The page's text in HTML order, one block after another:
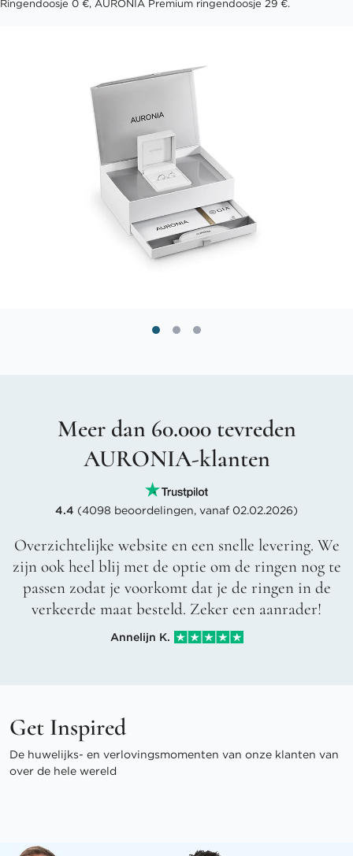
Ringendoosje 0 €, AURONIA Premium ringendoosje 29 €.
Meer dan 60.000 tevreden
AURONIA-klanten
4.4 (4098 beoordelingen, vanaf 02.02.2026)
Overzichtelijke website en een snelle levering. We
zijn ook heel blij met de optie om de ringen nog te
passen zodat je voorkomt dat je de ringen in de
verkeerde maat besteld. Zeker een aanrader!
Annelijn K.
Get Inspired
De huwelijks- en verlovingsmomenten van onze klanten van
over de hele wereld